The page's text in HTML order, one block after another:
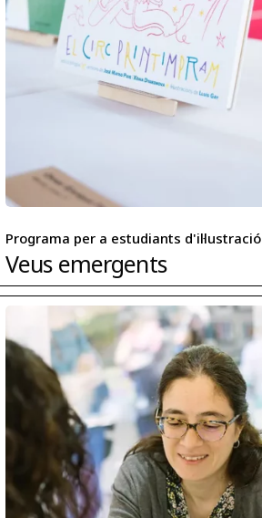
Programa per a estudiants d'il·lustració
Veus emergents